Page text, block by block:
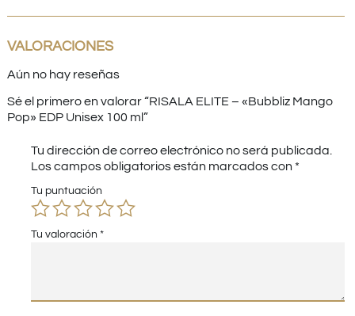
VALORACIONES
Aún no hay reseñas
Sé el primero en valorar “RISALA ELITE – «Bubbliz Mango
Pop» EDP Unisex 100 ml”
Tu dirección de correo electrónico no será publicada.
Los campos obligatorios están marcados con *
Tu puntuación
Tu valoración *